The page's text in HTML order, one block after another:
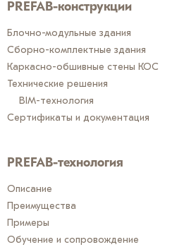
PREFAB-конструкции
Блочно-модульные здания
Сборно-комплектные здания
Каркасно-обшивные стены КОС
Технические решения
BIM-технология
Сертификаты и документация
PREFAB-технология
Описание
Преимущества
Примеры
Обучение и сопровождение